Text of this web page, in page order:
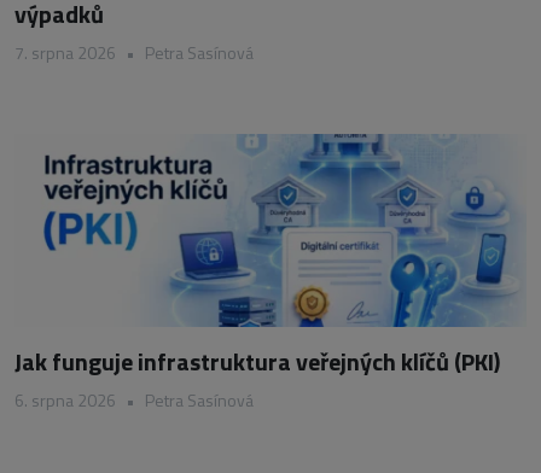
výpadků
7. srpna 2026 • Petra Sasínová
Jak funguje infrastruktura veřejných klíčů (PKI)
6. srpna 2026 • Petra Sasínová